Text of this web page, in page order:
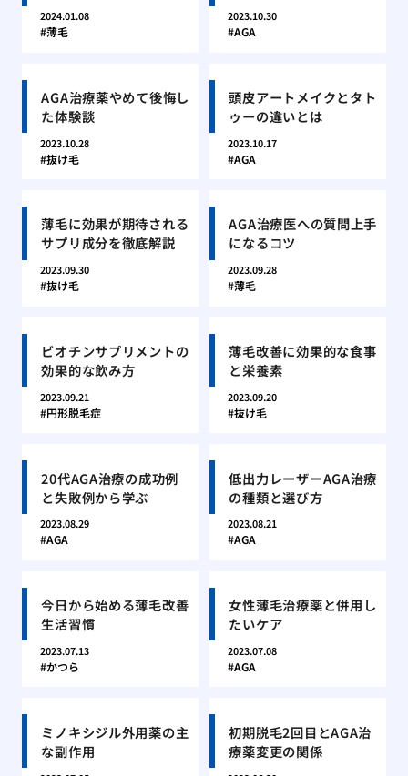
2024.01.08
薄毛
2023.10.30
AGA
AGA治療薬やめて後悔し
た体験談
2023.10.28
抜け毛
頭皮アートメイクとタト
ゥーの違いとは
2023.10.17
AGA
薄毛に効果が期待される
サプリ成分を徹底解説
2023.09.30
抜け毛
AGA治療医への質問上手
になるコツ
2023.09.28
薄毛
ビオチンサプリメントの
効果的な飲み方
2023.09.21
円形脱毛症
薄毛改善に効果的な食事
と栄養素
2023.09.20
抜け毛
20代AGA治療の成功例
と失敗例から学ぶ
2023.08.29
AGA
低出力レーザーAGA治療
の種類と選び方
2023.08.21
AGA
今日から始める薄毛改善
生活習慣
2023.07.13
かつら
女性薄毛治療薬と併用し
たいケア
2023.07.08
AGA
ミノキシジル外用薬の主
な副作用
初期脱毛2回目とAGA治
療薬変更の関係